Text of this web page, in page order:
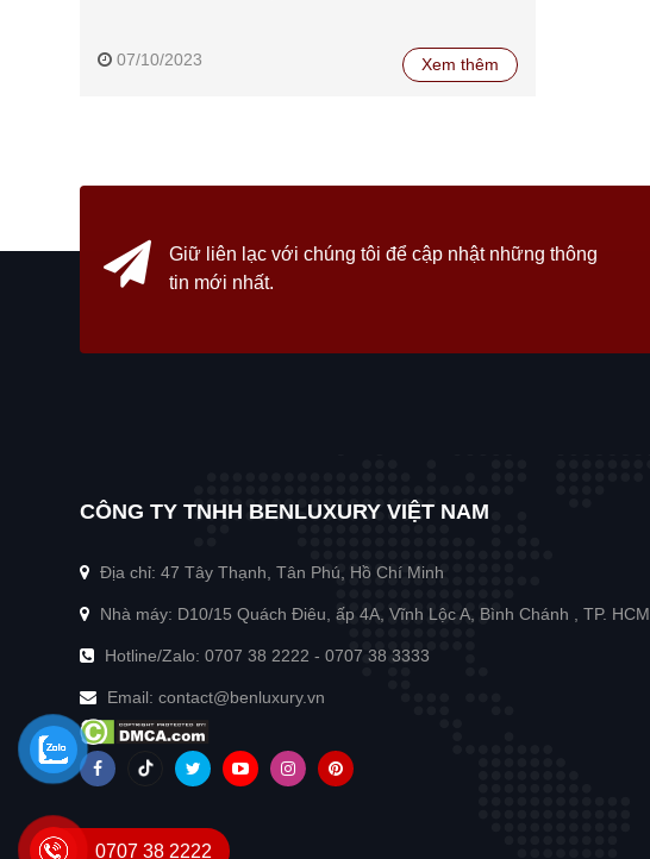
07/10/2023 Xem thêm
Giữ liên lạc với chúng tôi để cập nhật những thông
tin mới nhất.
CÔNG TY TNHH BENLUXURY VIỆT NAM
Địa chỉ: 47 Tây Thạnh, Tân Phú, Hồ Chí Minh
Nhà máy: D10/15 Quách Điêu, ấp 4A, Vĩnh Lộc A, Bình Chánh , TP. HCM
Hotline/Zalo: 0707 38 2222 - 0707 38 3333
Email: contact@benluxury.vn
0707 38 2222